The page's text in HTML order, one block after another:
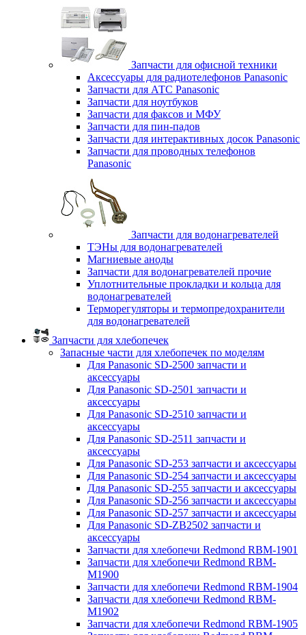
Запчасти для офисной техники
Аксессуары для радиотелефонов Panasonic
Запчасти для АТС Panasonic
Запчасти для ноутбуков
Запчасти для факсов и МФУ
Запчасти для пин-падов
Запчасти для интерактивных досок Panasonic
Запчасти для проводных телефонов
Panasonic
Запчасти для водонагревателей
ТЭНы для водонагревателей
Магниевые аноды
Запчасти для водонагревателей прочие
Уплотнительные прокладки и кольца для
водонагревателей
Терморегуляторы и термопредохранители
для водонагревателей
Запчасти для хлебопечек
Запасные части для хлебопечек по моделям
Для Panasonic SD-2500 запчасти и
аксессуары
Для Panasonic SD-2501 запчасти и
аксессуары
Для Panasonic SD-2510 запчасти и
аксессуары
Для Panasonic SD-2511 запчасти и
аксессуары
Для Panasonic SD-253 запчасти и аксессуары
Для Panasonic SD-254 запчасти и аксессуары
Для Panasonic SD-255 запчасти и аксессуары
Для Panasonic SD-256 запчасти и аксессуары
Для Panasonic SD-257 запчасти и аксессуары
Для Panasonic SD-ZB2502 запчасти и
аксессуары
Запчасти для хлебопечи Redmond RBM-1901
Запчасти для хлебопечи Redmond RBM-
M1900
Запчасти для хлебопечи Redmond RBM-1904
Запчасти для хлебопечи Redmond RBM-
M1902
Запчасти для хлебопечи Redmond RBM-1905